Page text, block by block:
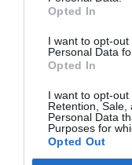
Opted In
I want to opt-
Personal Data
Opted In
I want to opt-out
Retention, Sale,
Personal Data
Purposes for
Opted Out